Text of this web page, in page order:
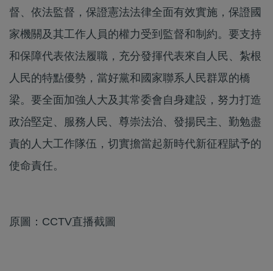
督、依法監督，保證憲法法律全面有效實施，保證國
家機關及其工作人員的權力受到監督和制約。要支持
和保障代表依法履職，充分發揮代表來自人民、紮根
人民的特點優勢，當好黨和國家聯系人民群眾的橋
梁。要全面加強人大及其常委會自身建設，努力打造
政治堅定、服務人民、尊崇法治、發揚民主、勤勉盡
責的人大工作隊伍，切實擔當起新時代新征程賦予的
使命責任。
原圖：CCTV直播截圖